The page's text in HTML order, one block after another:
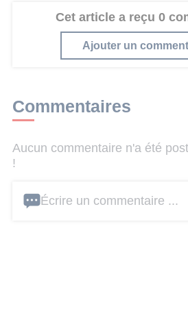
Cet article a reçu 0
Ajouter un
Commentaires
Aucun commentaire n'a été
!
Écrire un commentaire ...